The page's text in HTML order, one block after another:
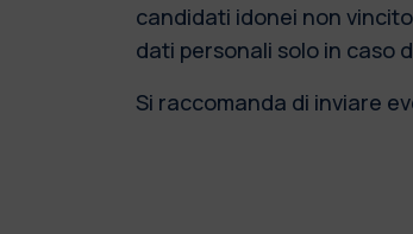
candidati idonei non
dati personali solo in caso
Si raccomanda di inviare